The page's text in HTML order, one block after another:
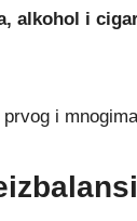
alkohol i
i